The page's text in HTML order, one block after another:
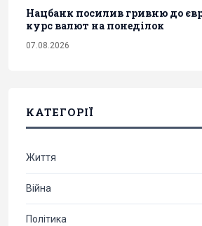
Нацбанк посилив гривню до
курс валют на понеділок
07.08.2026
КАТЕГОРІЇ
Життя
Війна
Політика